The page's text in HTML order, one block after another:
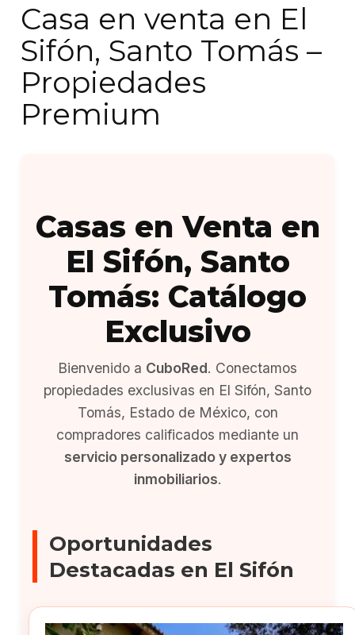
Casa en venta en El
Sifón, Santo Tomás –
Propiedades
Premium
Casas en Venta en
El Sifón, Santo
Tomás: Catálogo
Exclusivo
Bienvenido a CuboRed. Conectamos
propiedades exclusivas en El Sifón, Santo
Tomás, Estado de México, con
compradores calificados mediante un
servicio personalizado y expertos
inmobiliarios.
Oportunidades
Destacadas en El Sifón